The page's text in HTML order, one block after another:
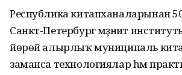
Республика китапханаларынан 50
Санкт-Петербург мәҙәниәт
йөрөй алырлыҡ муниципаль
заманса технологиялар һәм